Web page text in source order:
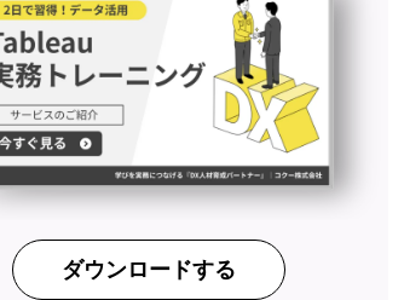
ダウンロードする